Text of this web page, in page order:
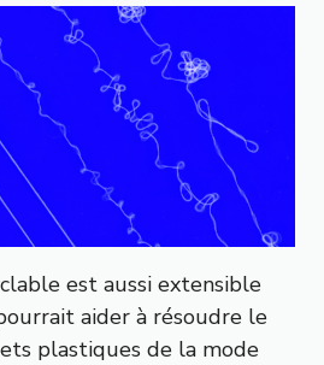
est aussi extensible
aider à résoudre le
plastiques de la mode